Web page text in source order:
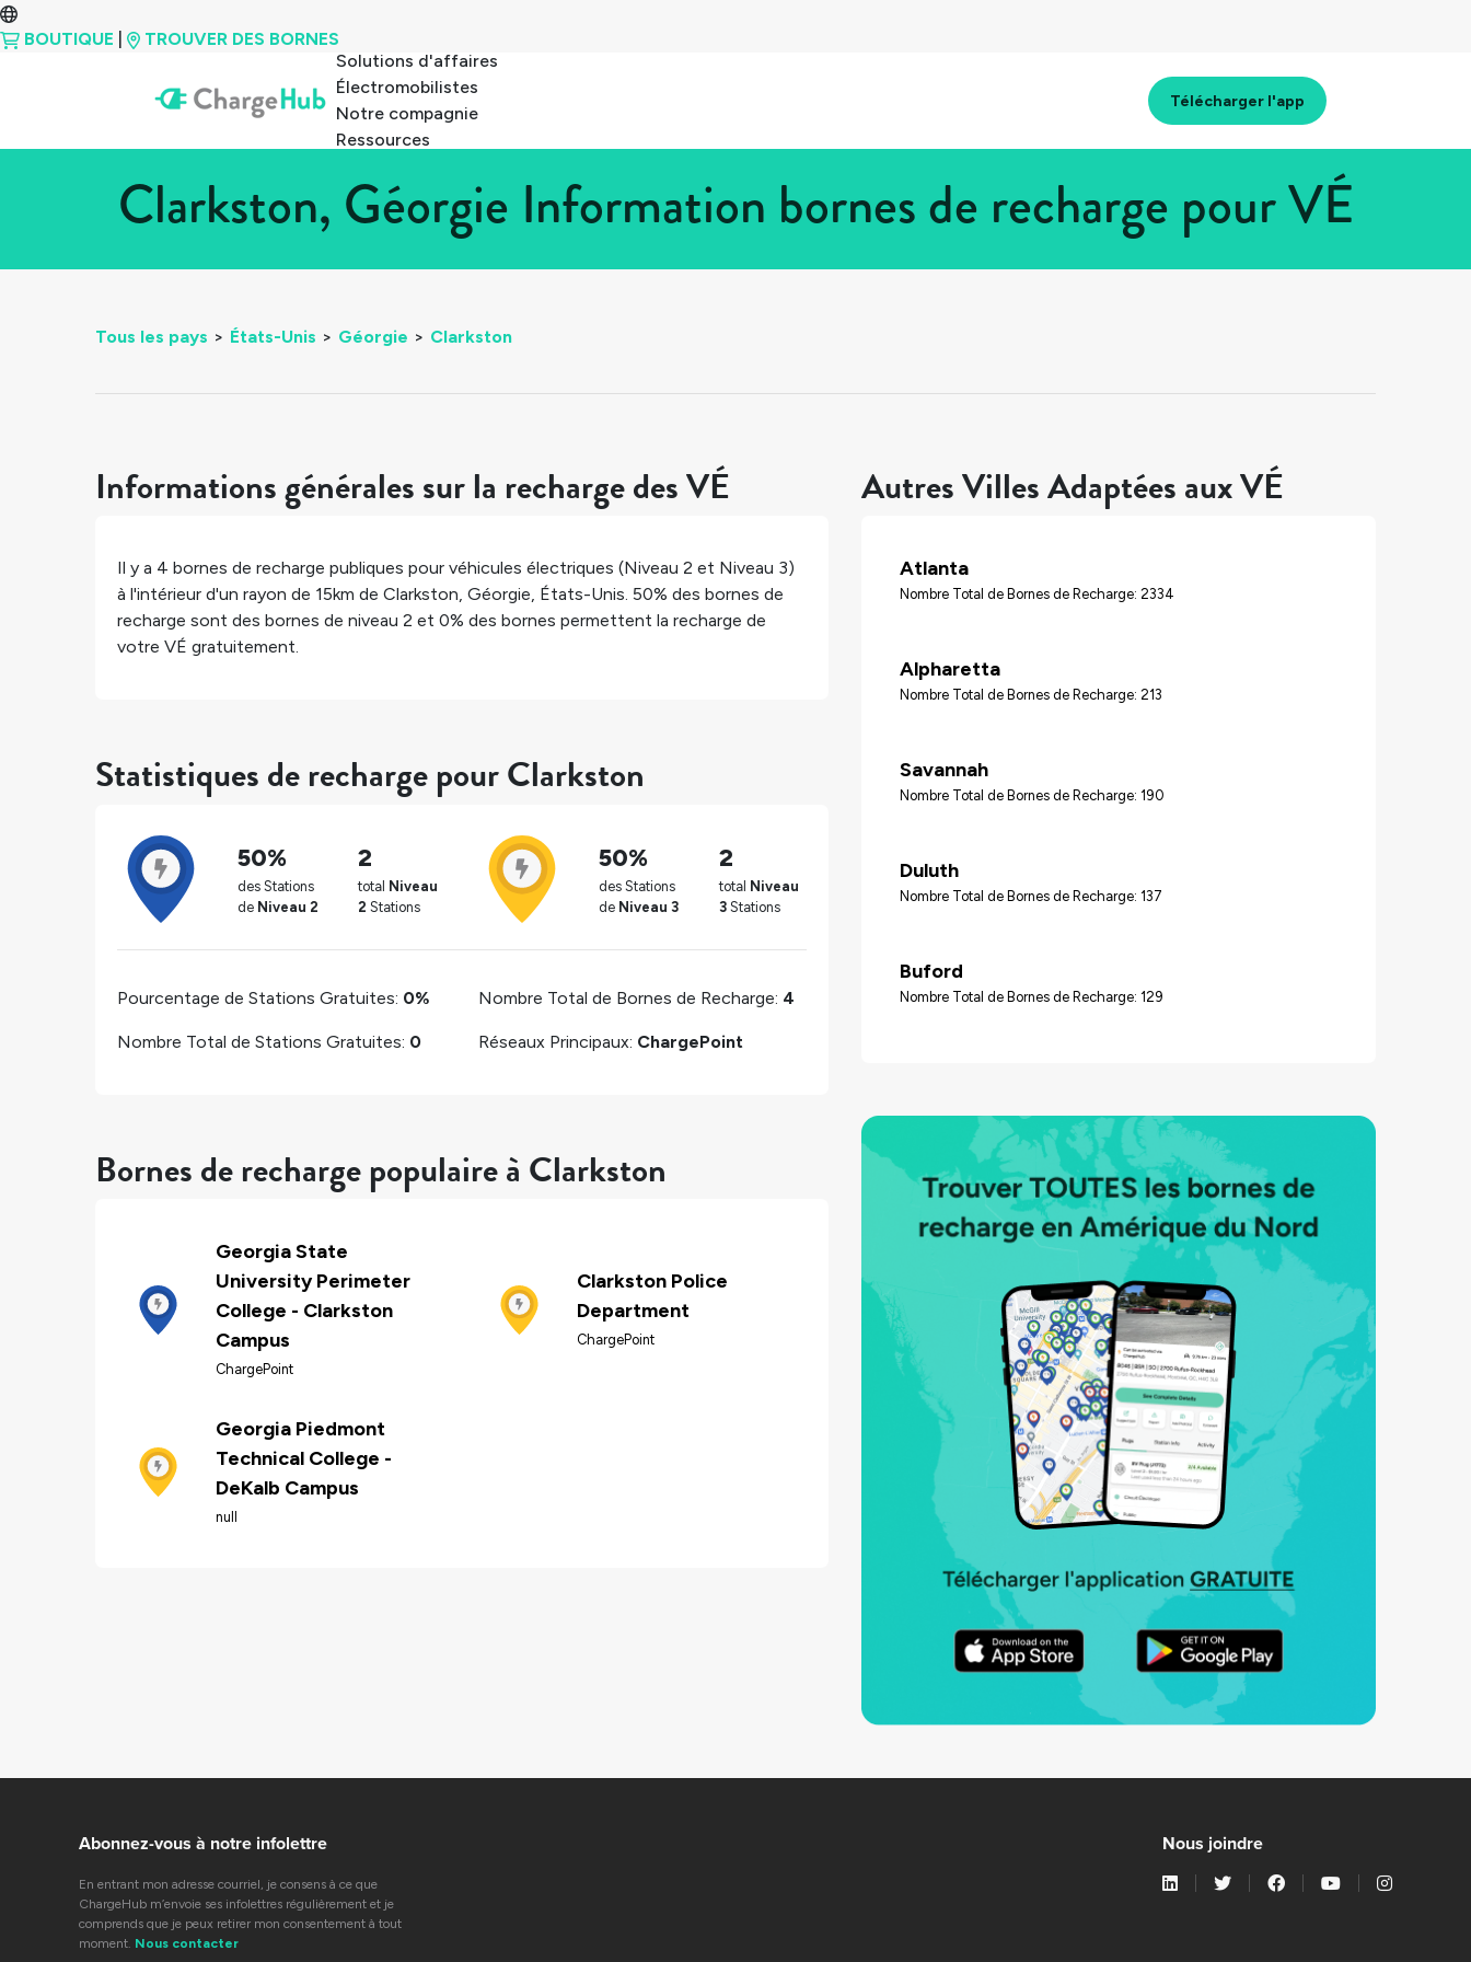
BOUTIQUE
TROUVER DES BORNES
Solutions d'affaires
Électromobilistes
Notre compagnie
Ressources
Télécharger l'app
Clarkston, Géorgie Information bornes de recharge pour VÉ
Tous les pays > États-Unis > Géorgie > Clarkston
Informations générales sur la recharge des VÉ
Il y a 4 bornes de recharge publiques pour véhicules électriques (Niveau 2 et Niveau 3)
à l'intérieur d'un rayon de 15km de Clarkston, Géorgie, États-Unis. 50% des bornes de
recharge sont des bornes de niveau 2 et 0% des bornes permettent la recharge de
votre VÉ gratuitement.
Statistiques de recharge pour Clarkston
50%
des Stations
de Niveau 2
2
total Niveau
2 Stations
50%
des Stations
de Niveau 3
2
total Niveau
3 Stations
Pourcentage de Stations Gratuites: 0%
Nombre Total de Stations Gratuites: 0
Nombre Total de Bornes de Recharge: 4
Réseaux Principaux: ChargePoint
Bornes de recharge populaire à Clarkston
Georgia State
University Perimeter
College - Clarkston
Campus
ChargePoint
Clarkston Police
Department
ChargePoint
Georgia Piedmont
Technical College -
DeKalb Campus
null
Autres Villes Adaptées aux VÉ
Atlanta
Nombre Total de Bornes de Recharge: 2334
Alpharetta
Nombre Total de Bornes de Recharge: 213
Savannah
Nombre Total de Bornes de Recharge: 190
Duluth
Nombre Total de Bornes de Recharge: 137
Buford
Nombre Total de Bornes de Recharge: 129
Abonnez-vous à notre infolettre
En entrant mon adresse courriel, je consens à ce que
ChargeHub m’envoie ses infolettres régulièrement et je
comprends que je peux retirer mon consentement à tout
moment. Nous contacter
Nous joindre